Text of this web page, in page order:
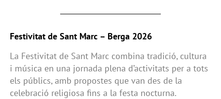
Festivitat de Sant Marc – Berga 2026
La Festivitat de Sant Marc combina tradició, cultura
i música en una jornada plena d’activitats per a tots
els públics, amb propostes que van des de la
celebració religiosa fins a la festa nocturna.